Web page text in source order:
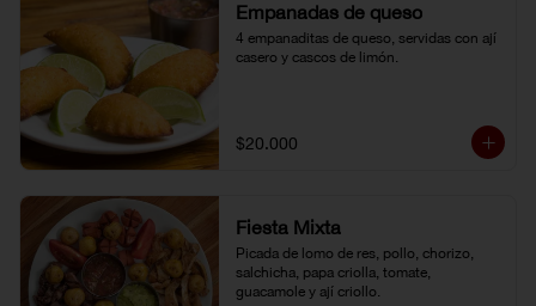
Empanadas de queso
4 empanaditas de queso, servidas con ají
casero y cascos de limón.
$20.000
Fiesta Mixta
Picada de lomo de res, pollo, chorizo,
salchicha, papa criolla, tomate,
guacamole y ají criollo.